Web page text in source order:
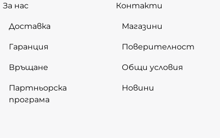
За нас
Доставка
Гаранция
Връщане
Партньорска
програма
Контакти
Магазини
Поверителност
Общи условия
Новини